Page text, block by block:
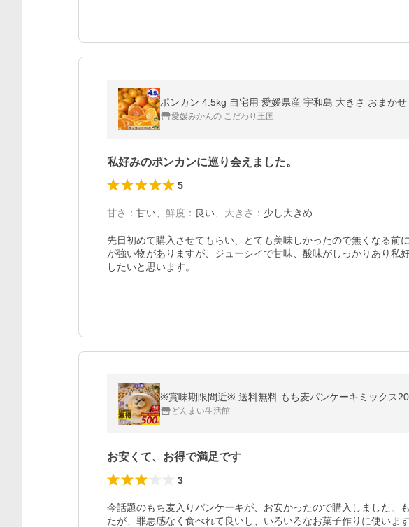
ポンカン 4.5kg 自宅用 愛媛県産 宇和島 大きさ おまか
愛媛みかんの こだわり王国
私好みのポンカンに巡り会えました。
5
甘さ ： 甘い 鮮度 ： 良い 大きさ ： 少し大きめ
先日初めて購入させてもらい、とても美味しかったので無くなる前
が強い物がありますが、ジューシイで甘味、酸味がしっかりあり私
したいと思います。
※賞味期限間近※ 送料無料 もち麦パンケーキミックス
どんまい生活館
お安くて、お得で満足です
3
今話題のもち麦入りパンケーキが、お安かったので購入しました。
たが、罪悪感なく食べれて良いし、いろいろなお菓子作りに使います